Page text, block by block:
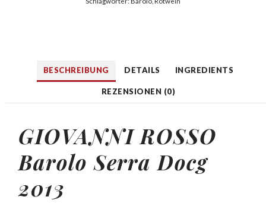
BESCHREIBUNG DETAILS INGREDIENTS
REZENSIONEN (0)
GIOVANNI ROSSO
Barolo Serra Docg
2013